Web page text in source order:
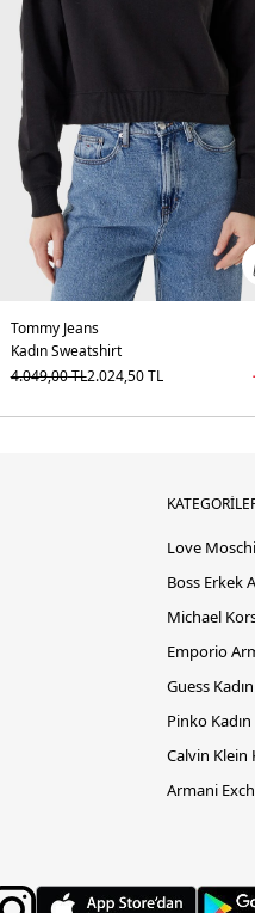
Tommy Jeans
Kadın Sweatshirt
4.049,00TL2.024,50TL
Love
Boss Erkek
Michael
Emporio
Guess
Pinko
Calvin Klein
Armani